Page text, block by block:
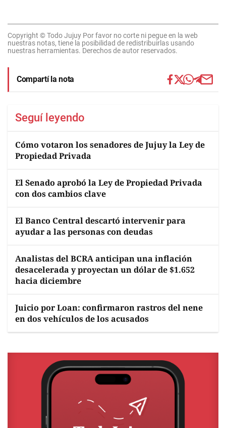
Copyright © Todo Jujuy Por favor no corte ni pegue en la web
nuestras notas, tiene la posibilidad de redistribuirlas usando
nuestras herramientas. Derechos de autor reservados.
Compartí la nota
Seguí leyendo
Cómo votaron los senadores de Jujuy la Ley de
Propiedad Privada
El Senado aprobó la Ley de Propiedad Privada
con dos cambios clave
El Banco Central descartó intervenir para
ayudar a las personas con deudas
Analistas del BCRA anticipan una inflación
desacelerada y proyectan un dólar de $1.652
hacia diciembre
Juicio por Loan: confirmaron rastros del nene
en dos vehículos de los acusados